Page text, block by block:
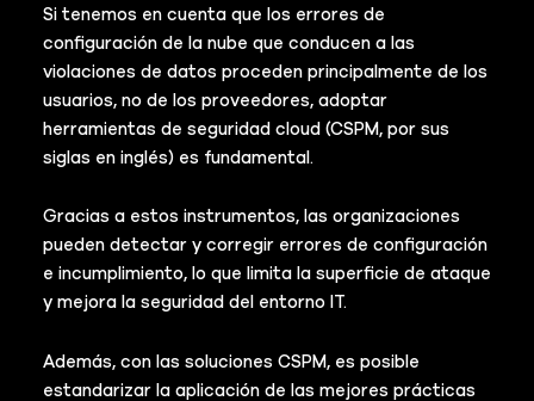
Si tenemos en cuenta que los errores de
configuración de la nube que conducen a las
violaciones de datos proceden principalmente de los
usuarios, no de los proveedores, adoptar
herramientas de seguridad cloud (CSPM, por sus
siglas en inglés) es fundamental.
Gracias a estos instrumentos, las organizaciones
pueden detectar y corregir errores de configuración
e incumplimiento, lo que limita la superficie de ataque
y mejora la seguridad del entorno IT.
Además, con las soluciones CSPM, es posible
estandarizar la aplicación de las mejores prácticas